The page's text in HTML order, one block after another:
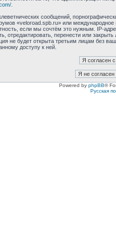
.
сообщений,
«veloroad.spb.ru» или
если мы сочтём это нужным. IP-
отредактировать, перенести или
не будет открыта третьим лицам без
доступу к ней.
Powered by phpBB®
Русская